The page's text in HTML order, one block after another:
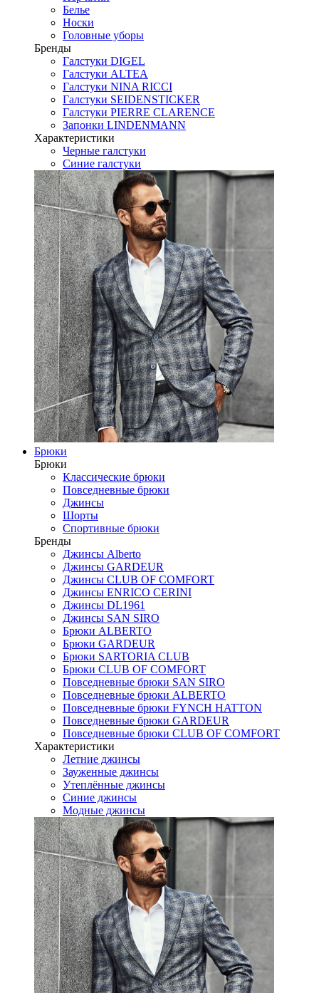
Белье
Носки
Головные уборы
Бренды
Галстуки DIGEL
Галстуки ALTEA
Галстуки NINA RICCI
Галстуки SEIDENSTICKER
Галстуки PIERRE CLARENCE
Запонки LINDENMANN
Характеристики
Черные галстуки
Синие галстуки
Брюки
Брюки
Классические брюки
Повседневные брюки
Джинсы
Шорты
Спортивные брюки
Бренды
Джинсы Alberto
Джинсы GARDEUR
Джинсы CLUB OF COMFORT
Джинсы ENRICO CERINI
Джинсы DL1961
Джинсы SAN SIRO
Брюки ALBERTO
Брюки GARDEUR
Брюки SARTORIA CLUB
Брюки CLUB OF COMFORT
Повседневные брюки SAN SIRO
Повседневные брюки ALBERTO
Повседневные брюки FYNCH HATTON
Повседневные брюки GARDEUR
Повседневные брюки CLUB OF COMFORT
Характеристики
Летние джинсы
Зауженные джинсы
Утеплённые джинсы
Синие джинсы
Модные джинсы